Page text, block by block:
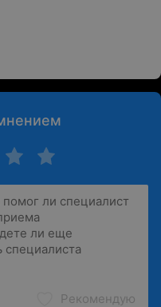
Рекомендую